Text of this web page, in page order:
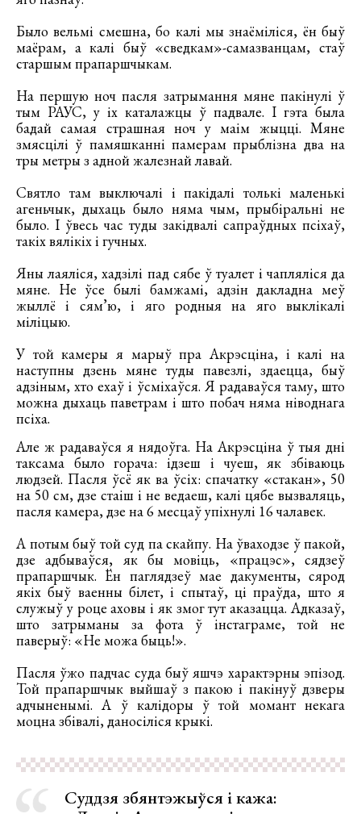
Было вельмі смешна, бо калі мы знаёміліся, ён быў
маёрам, а калі быў «сведкам»-самазванцам, стаў
старшым прапаршчыкам.
На першую ноч пасля затрымання мяне пакінулі ў
тым РАУС, у іх каталажцы ў падвале. І гэта была
бадай самая страшная ноч у маім жыцці. Мяне
змясцілі ў памяшканні памерам прыблізна два на
тры метры з адной жалезнай лавай.
Святло там выключалі і пакідалі толькі маленькі
агеньчык, дыхаць было няма чым, прыбіральні не
было. І ўвесь час туды закідвалі сапраўдных псіхаў,
такіх вялікіх і гучных.
Яны лаяліся, хадзілі пад сябе ў туалет і чапляліся да
мяне. Не ўсе былі бамжамі, адзін дакладна меў
жыллё і сям’ю, і яго родныя на яго выклікалі
міліцыю.
У той камеры я марыў пра Акрэсціна, і калі на
наступны дзень мяне туды павезлі, здаецца, быў
адзіным, хто ехаў і ўсміхаўся. Я радаваўся таму, што
можна дыхаць паветрам і што побач няма ніводнага
псіха.
Але ж радаваўся я нядоўга. На Акрэсціна ў тыя дні
таксама было горача: ідзеш і чуеш, як збіваюць
людзей. Пасля ўсё як ва ўсіх: спачатку «стакан», 50
на 50 см, дзе стаіш і не ведаеш, калі цябе вызваляць,
пасля камера, дзе на 6 месцаў упіхнулі 16 чалавек.
А потым быў той суд па скайпу. На ўваходзе ў пакой,
дзе адбываўся, як бы мовіць, «працэс», сядзеў
прапаршчык. Ён паглядзеў мае дакументы, сярод
якіх быў ваенны білет, і спытаў, ці праўда, што я
служыў у роце аховы і як змог тут аказацца. Адказаў,
што затрыманы за фота ў інстаграме, той не
паверыў: «Не можа быць!».
Пасля ўжо падчас суда быў яшчэ характэрны эпізод.
Той прапаршчык выйшаў з пакою і пакінуў дзверы
адчыненымі. А ў калідоры ў той момант некага
моцна збівалі, даносіліся крыкі.
Суддзя збянтэжыўся і кажа: